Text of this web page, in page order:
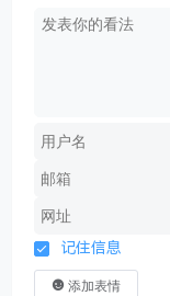
记住信息
添加表情